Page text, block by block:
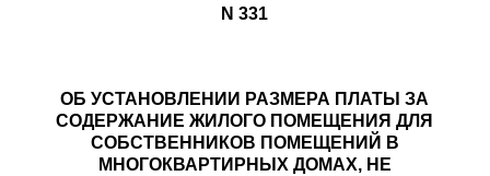
N 331
ОБ УСТАНОВЛЕНИИ РАЗМЕРА ПЛАТЫ ЗА
СОДЕРЖАНИЕ ЖИЛОГО ПОМЕЩЕНИЯ ДЛЯ
СОБСТВЕННИКОВ ПОМЕЩЕНИЙ В
МНОГОКВАРТИРНЫХ ДОМАХ, НЕ